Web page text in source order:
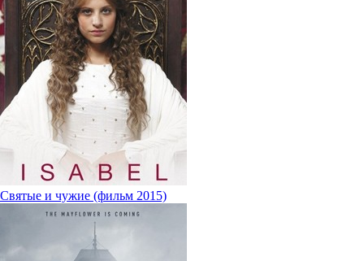
Святые и чужие (фильм 2015)